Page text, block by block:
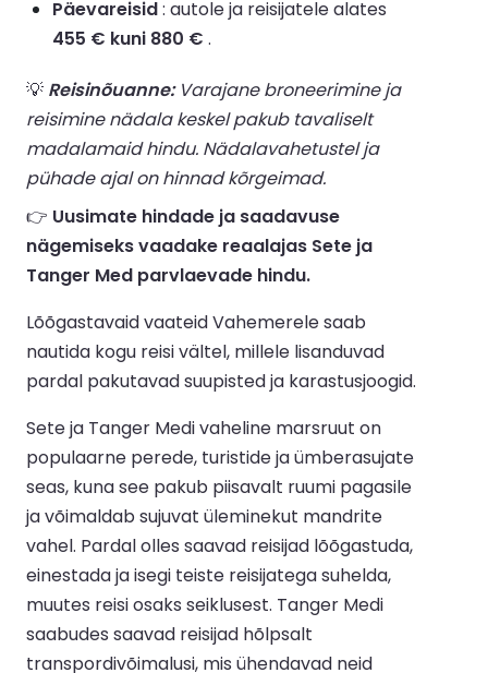
Päevareisid: autole ja reisijatele alates
455 € kuni 880 € .
💡 Reisinõuanne:Varajane broneerimine ja
reisimine nädala keskel pakub tavaliselt
madalamaid hindu. Nädalavahetustel ja
pühade ajal on hinnad kõrgeimad.
👉 Uusimate hindade ja saadavuse
nägemiseks vaadake reaalajas Sete ja
Tanger Med parvlaevade hindu.
Lõõgastavaid vaateid Vahemerele saab
nautida kogu reisi vältel, millele lisanduvad
pardal pakutavad suupisted ja karastusjoogid.
Sete ja Tanger Medi vaheline marsruut on
populaarne perede, turistide ja ümberasujate
seas, kuna see pakub piisavalt ruumi pagasile
ja võimaldab sujuvat üleminekut mandrite
vahel. Pardal olles saavad reisijad lõõgastuda,
einestada ja isegi teiste reisijatega suhelda,
muutes reisi osaks seiklusest. Tanger Medi
saabudes saavad reisijad hõlpsalt
transpordivõimalusi, mis ühendavad neid